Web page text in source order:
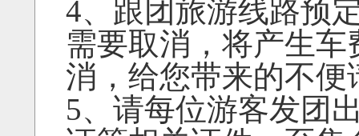
4、跟团旅游线路预
需要取消，将产生
消，给您带来的不便
5、请每位游客发团